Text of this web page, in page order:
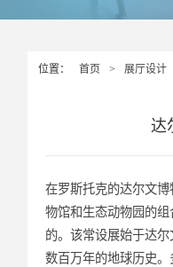
位置： 首页 > 展厅设计
达
在罗斯托克的达尔文
物馆和生态动物园的
的。该常设展始于达
数百万年的地球历史